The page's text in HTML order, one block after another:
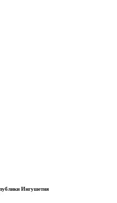
Ингушетия